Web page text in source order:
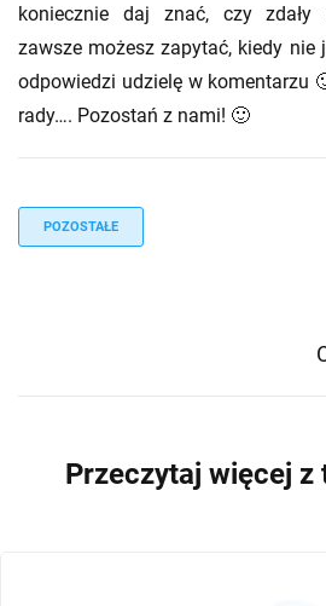
koniecznie daj znać, czy zdały
zawsze możesz zapytać, kiedy nie
odpowiedzi udzielę w komentarzu
rady…. Pozostań z nami! 🙂
POZOSTAŁE
Przeczytaj więcej z